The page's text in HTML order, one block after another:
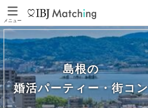
メニュー
島根の
婚活パーティー・街コン